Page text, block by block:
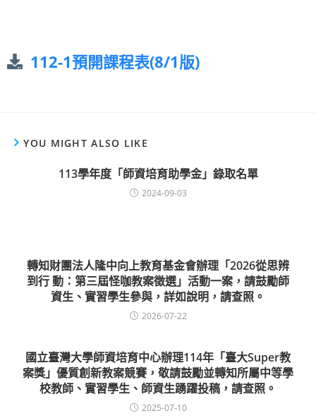
112-1預開課程表(8/1版)
YOU MIGHT ALSO LIKE
113學年度「師資培育助學金」錄取名單
2024-09-03
轉知財團法人隆中向上教育基金會辦理「2026從思辨
到行 動：第三屆怪咖教案徵選」活動一案，請鼓勵師
資生、實習學生參與，詳如說明，請查照。
2026-07-22
國立臺灣大學師資培育中心辦理114年「臺大Super教
案獎」優質創新教案競賽，敬請鼓勵並轉知所屬中等學
校教師、實習學生、師資生踴躍投稿，請查照。
2025-07-10